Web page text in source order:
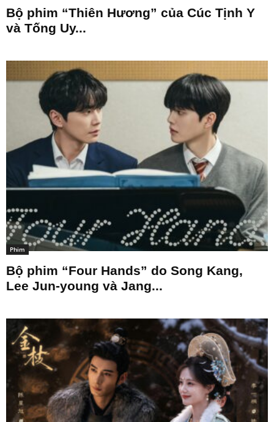
Bộ phim “Thiên Hương” của Cúc Tịnh Y
và Tống Uy...
Phim
Bộ phim “Four Hands” do Song Kang,
Lee Jun-young và Jang...